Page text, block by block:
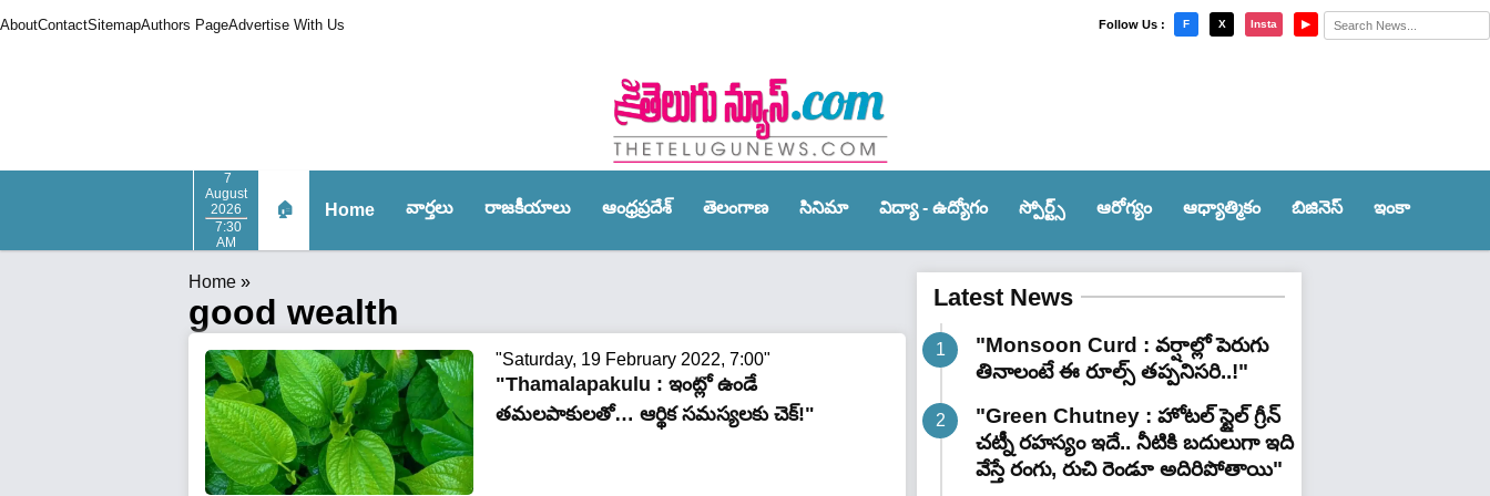
AboutContactSitemapAuthors PageAdvertise With Us Follow Us : F X Insta ▶
7
August
2026
7:30
AM
🏠 Home వార్త‌లు రాజ‌కీయాలు ఆంధ్ర‌ప్ర‌దేశ్‌ తెలంగాణ‌ సినిమా విద్యా - ఉద్యోగం స్పోర్ట్స్‌ ఆరోగ్యం ఆధ్యాత్మికం బిజినెస్ ఇంకా
×
Home »
good wealth
"Saturday, 19 February 2022, 7:00"
"Thamalapakulu : ఇంట్లో ఉండే
తమలపాకులతో… ఆర్థిక సమస్యలకు చెక్!"
Latest News
"Monsoon Curd : వర్షాల్లో పెరుగు
తినాలంటే ఈ రూల్స్ తప్పనిసరి..!"
"Green Chutney : హోటల్ స్టైల్ గ్రీన్
చట్నీ రహస్యం ఇదే.. నీటికి బదులుగా ఇది
వేస్తే రంగు, రుచి రెండూ అదిరిపోతాయి"